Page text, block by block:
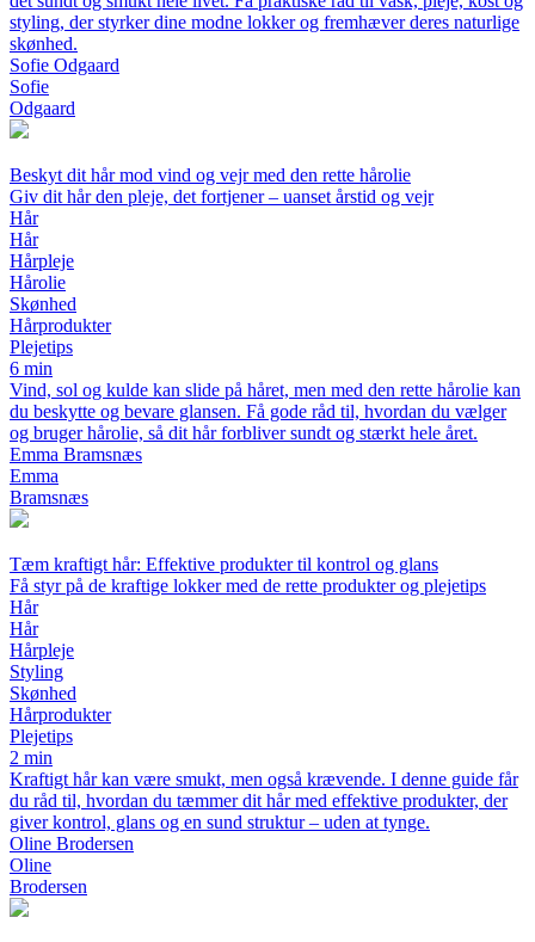
styling, der styrker dine modne lokker og fremhæver deres naturlige
skønhed.
Sofie Odgaard
Sofie
Odgaard
Beskyt dit hår mod vind og vejr med den rette hårolie
Giv dit hår den pleje, det fortjener – uanset årstid og vejr
Hår
Hår
Hårpleje
Hårolie
Skønhed
Hårprodukter
Plejetips
6 min
Vind, sol og kulde kan slide på håret, men med den rette hårolie kan
du beskytte og bevare glansen. Få gode råd til, hvordan du vælger
og bruger hårolie, så dit hår forbliver sundt og stærkt hele året.
Emma Bramsnæs
Emma
Bramsnæs
Tæm kraftigt hår: Effektive produkter til kontrol og glans
Få styr på de kraftige lokker med de rette produkter og plejetips
Hår
Hår
Hårpleje
Styling
Skønhed
Hårprodukter
Plejetips
2 min
Kraftigt hår kan være smukt, men også krævende. I denne guide får
du råd til, hvordan du tæmmer dit hår med effektive produkter, der
giver kontrol, glans og en sund struktur – uden at tynge.
Oline Brodersen
Oline
Brodersen